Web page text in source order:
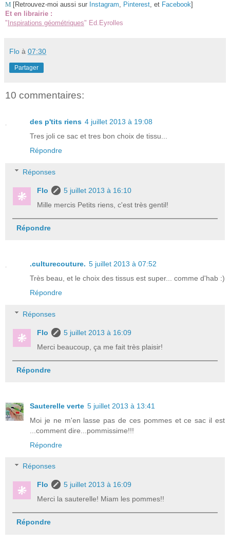
M [Retrouvez-moi aussi sur Instagram Pinterest , et Facebook]
Et en librairie :
" Inspirations géométriques" Ed.Eyrolles
Flo à 07:30
Partager
10 commentaires:
des p'tits riens 4 juillet 2013 à 19:08
Tres joli ce sac et tres bon choix de tissu...
Répondre
Réponses
Flo
5 juillet 2013 à 16:10
Mille mercis Petits riens, c'est très gentil!
Répondre
.culturecouture. 5 juillet 2013 à 07:52
Très beau, et le choix des tissus est super... comme d'hab :)
Répondre
Réponses
Flo
5 juillet 2013 à 16:09
Merci beaucoup, ça me fait très plaisir!
Répondre
Sauterelle verte 5 juillet 2013 à 13:41
Moi je ne m'en lasse pas de ces pommes et ce sac il est
...comment dire...pommissime!!!
Répondre
Réponses
Flo
5 juillet 2013 à 16:09
Merci la sauterelle! Miam les pommes!!
Répondre